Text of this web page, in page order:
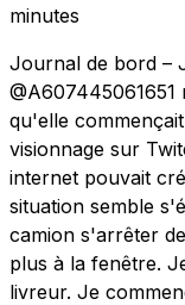
minutes
Journal de bord –
qu'elle
visionnage sur
internet pouvait
situation semble
camion s'arrêter
plus à la fenêtre.
livreur. Je